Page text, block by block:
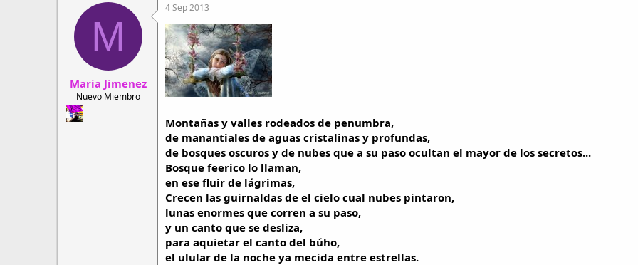
o
n
M
Maria Jimenez
Nuevo Miembro
4 Sep 2013
Montañas y valles rodeados de penumbra,
de manantiales de aguas cristalinas y profundas,
de bosques oscuros y de nubes que a su paso ocultan el mayor de los secretos...
Bosque feerico lo llaman,
en ese fluir de lágrimas,
Crecen las guirnaldas de el cielo cual nubes pintaron,
lunas enormes que corren a su paso,
y un canto que se desliza,
para aquietar el canto del búho,
el ulular de la noche ya mecida entre estrellas.